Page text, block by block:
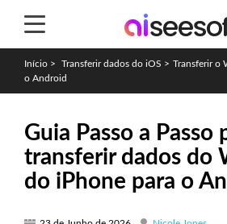
Início > Transferir dados do iOS > Transferir o
o Android
Guia Passo a Passo
transferir dados do
do iPhone para o